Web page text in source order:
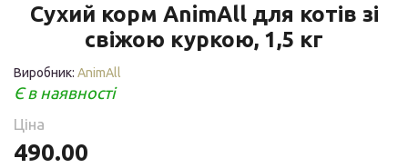
Сухий корм AnimAll для котів зі
свіжою куркою, 1,5 кг
Виробник: AnimAll
Є в наявності
Ціна
490.00